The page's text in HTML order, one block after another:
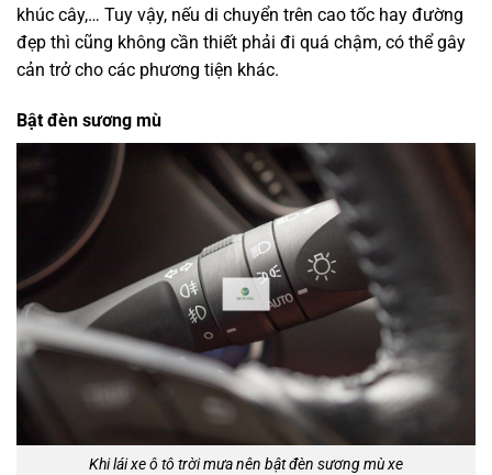
khúc cây,… Tuy vậy, nếu di chuyển trên cao tốc hay đường
đẹp thì cũng không cần thiết phải đi quá chậm, có thể gây
cản trở cho các phương tiện khác.
Bật đèn sương mù
Khi lái xe ô tô trời mưa nên bật đèn sương mù xe